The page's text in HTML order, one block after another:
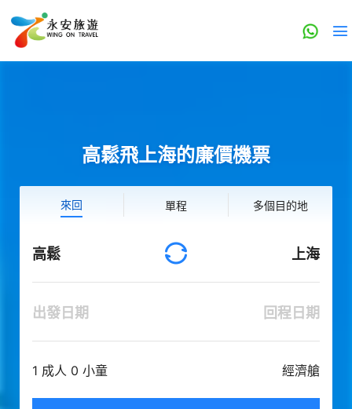
高鬆飛上海的廉價機票
來回 單程 多個目的地
高鬆 上海
出發日期 回程日期
1 成人 0 小童 經濟艙